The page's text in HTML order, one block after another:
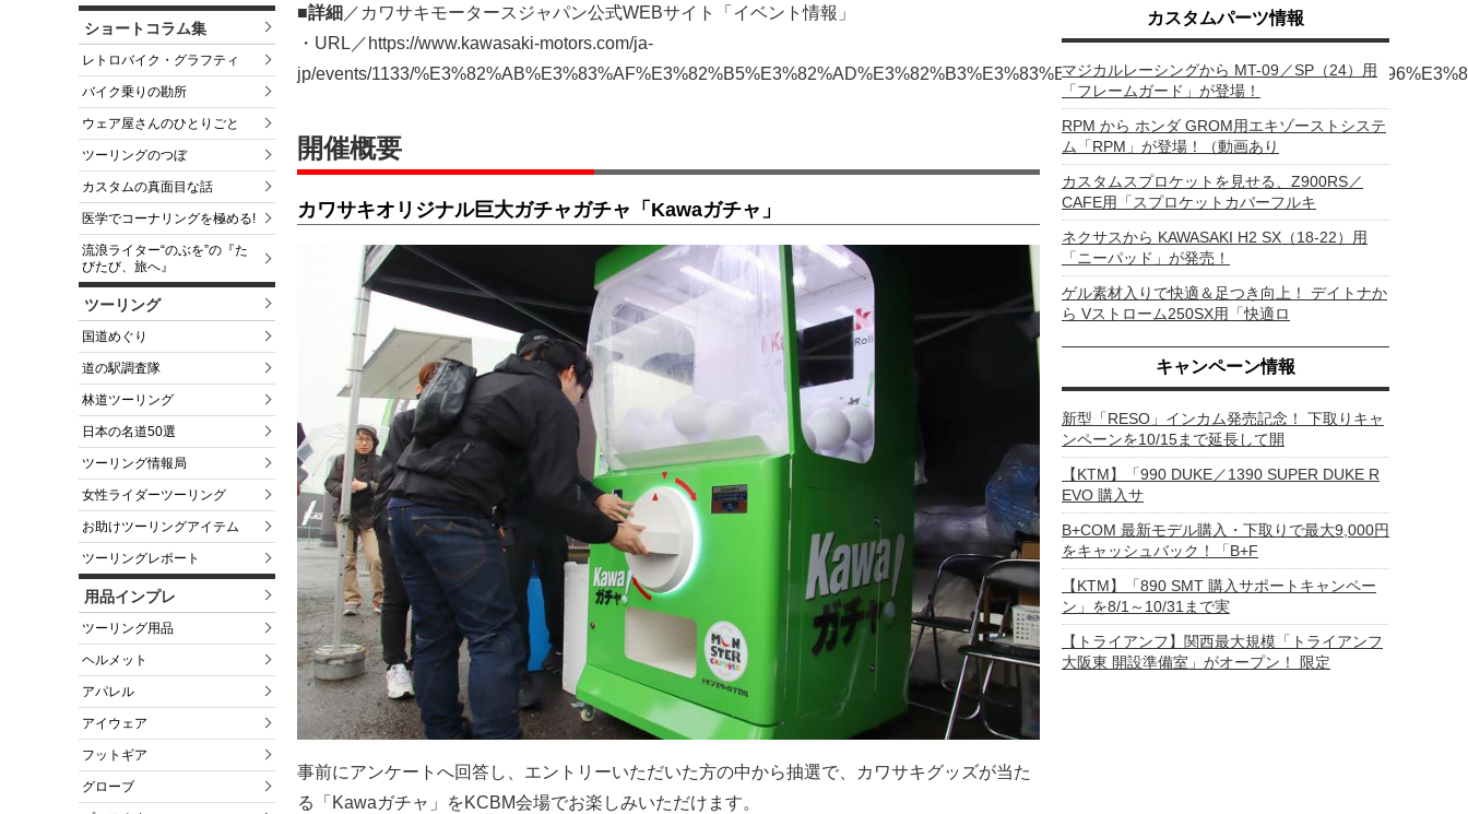
ショートコラム集
レトロバイク・グラフティ
バイク乗りの勘所
ウェア屋さんのひとりごと
ツーリングのつぼ
カスタムの真面目な話
医学でコーナリングを極める!
流浪ライター“のぶを”の『た
びたび、旅へ』
ツーリング
国道めぐり
道の駅調査隊
林道ツーリング
日本の名道50選
ツーリング情報局
女性ライダーツーリング
お助けツーリングアイテム
ツーリングレポート
用品インプレ
ツーリング用品
ヘルメット
アパレル
アイウェア
フットギア
グローブ
■詳細 ／カワサキモータースジャパン公式WEBサイト「イベント情報」
・URL／https://www.kawasaki-motors.com/ja-
jp/events/1133/
開催概要
カワサキオリジナル巨大ガチャガチャ「Kawaガチャ」
事前にアンケートへ回答し、エントリーいただいた方の中から抽選で、カワサキグッズが当た
る「Kawaガチャ」をKCBM会場でお楽しみいただけます。
カスタムパーツ情報
マジカルレーシングから MT-09／SP（24）用
「フレームガード」が登場！
RPM から ホンダ GROM用エキゾーストシステ
ム「RPM」が登場！（動画あり
カスタムスプロケットを見せる、Z900RS／
CAFE用「スプロケットカバーフルキ
ネクサスから KAWASAKI H2 SX（18-22）用
「ニーパッド」が発売！
ゲル素材入りで快適＆足つき向上！ デイトナか
ら Vストローム250SX用「快適ロ
キャンペーン情報
新型「RESO」インカム発売記念！ 下取りキャ
ンペーンを10/15まで延長して開
【KTM】「990 DUKE／1390 SUPER DUKE R
EVO 購入サ
B+COM 最新モデル購入・下取りで最大9,000円
をキャッシュバック！「B+F
【KTM】「890 SMT 購入サポートキャンペー
ン」を8/1～10/31まで実
【トライアンフ】関西最大規模「トライアンフ
大阪東 開設準備室」がオープン！ 限定